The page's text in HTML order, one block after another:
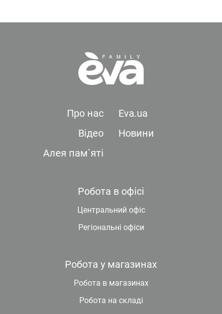
Про нас
Eva.ua
Відео
Новини
Алея пам`яті
Робота в офісі
Центральний офіс
Регіональні офіси
Робота у магазинах
Робота в магазинах
Робота на складі